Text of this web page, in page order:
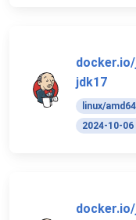
jdk17
linux/amd64
2024-10-06